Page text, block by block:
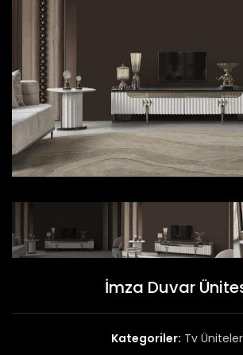
İmza Duvar
Kategoriler: Tv